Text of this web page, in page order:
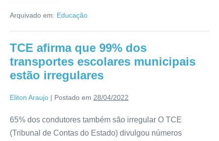
Arquivado em: Educação
TCE afirma que 99% dos
transportes escolares municipais
estão irregulares
Eliton Araujo | Postado em 28/04/2022
65% dos condutores também são irregular O TCE
(Tribunal de Contas do Estado) divulgou números